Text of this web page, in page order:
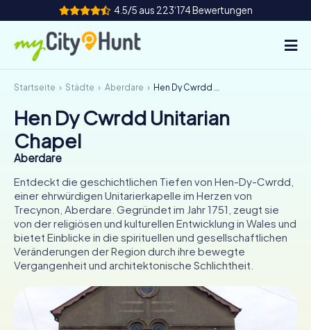
4.5/5 aus 223‘174 Bewertungen
So funktioniert's
Städte
Touren
Teamevent
Tickets
INT AT CH
DE
ES
Startseite Städte Aberdare Hen Dy Cwrdd Unitarian Chapel
Hen Dy Cwrdd Unitarian
Chapel
Aberdare
Entdeckt die geschichtlichen Tiefen von Hen-Dy-Cwrdd,
einer ehrwürdigen Unitarierkapelle im Herzen von
Trecynon, Aberdare. Gegründet im Jahr 1751, zeugt sie
von der religiösen und kulturellen Entwicklung in Wales und
bietet Einblicke in die spirituellen und gesellschaftlichen
Veränderungen der Region durch ihre bewegte
Vergangenheit und architektonische Schlichtheit.